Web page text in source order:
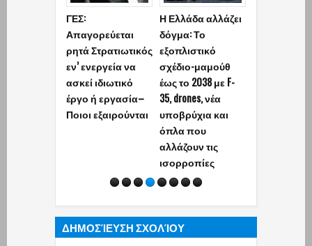
ΓΕΣ:
Απαγορεύεται
ρητά Στρατιωτικός
εν’ ενεργεία να
ασκεί ιδιωτικό
έργο ή εργασία–
Ποιοι εξαιρούνται
Η Ελλάδα αλλάζει
δόγμα: Το
εξοπλιστικό
σχέδιο-μαμούθ
έως το 2038 με F-
35, drones, νέα
υποβρύχια και
όπλα που
αλλάζουν τις
ισορροπίες
ΔΗΜΟΣΊΕΥΣΗ ΣΧΟΛΊΟΥ